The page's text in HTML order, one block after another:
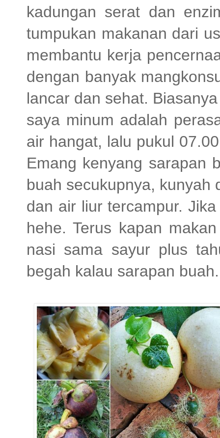
kadungan serat dan
tumpukan makanan dari
membantu kerja
dengan banyak
lancar dan sehat.
saya minum adalah
air hangat, lalu pukul
Emang kenyang sarapan
buah secukupnya, kunyah
dan air liur tercampur.
hehe. Terus kapan
nasi sama sayur plus
begah kalau sarapan buah.